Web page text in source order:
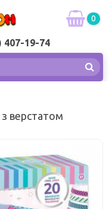
19-74
0
з верстатом